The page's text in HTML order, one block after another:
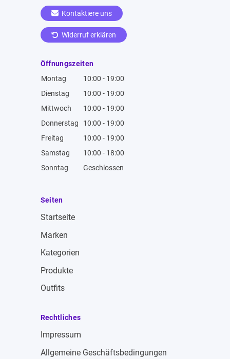
Kontaktiere uns
Widerruf erklären
Öffnungszeiten
Montag
10:00 - 19:00
Dienstag
10:00 - 19:00
Mittwoch
10:00 - 19:00
Donnerstag
10:00 - 19:00
Freitag
10:00 - 19:00
Samstag
10:00 - 18:00
Sonntag
Geschlossen
Seiten
Startseite
Marken
Kategorien
Produkte
Outfits
Rechtliches
Impressum
Allgemeine Geschäftsbedingungen